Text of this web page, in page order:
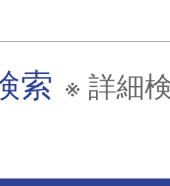
索 ※ 詳細